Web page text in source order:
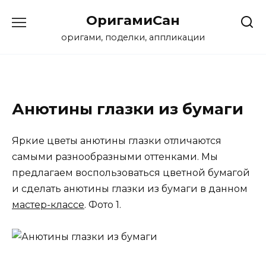
содержанию
ОригамиСан
оригами, поделки, аппликации
Анютины глазки из бумаги
Яркие цветы анютины глазки отличаются
самыми разнообразными оттенками. Мы
предлагаем воспользоваться цветной бумагой
и сделать анютины глазки из бумаги в данном
мастер-классе. Фото 1.